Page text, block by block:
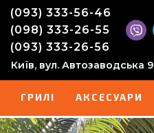
(093) 333-56-46
(098) 333-26-55
(093) 333-26-56
Київ, вул. Автозаводська
ГРИЛІ АКСЕСУАРИ